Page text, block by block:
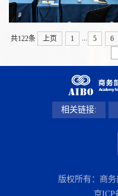
共122条 上页 1 5 6
相关链接:
版权所有：商
京ICP